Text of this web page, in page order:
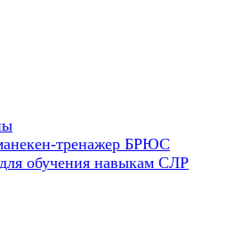
тренажер БРЮС
обучения навыкам СЛР